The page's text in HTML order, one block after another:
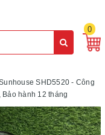
0
SHD5520 - Công
hành 12 tháng